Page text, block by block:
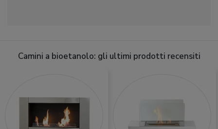
Camini a bioetanolo: gli ultimi prodotti recensiti